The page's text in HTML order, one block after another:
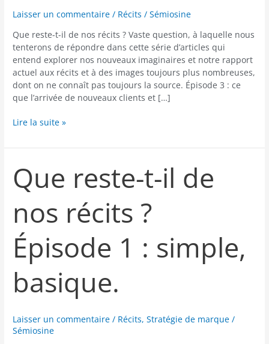
Laisser un commentaire / Récits /Sémiosine
Que reste-t-il de nos récits ? Vaste question, à laquelle nous
tenterons de répondre dans cette série d’articles qui
entend explorer nos nouveaux imaginaires et notre rapport
actuel aux récits et à des images toujours plus nombreuses,
dont on ne connaît pas toujours la source. Épisode 3 : ce
que l’arrivée de nouveaux clients et […]
Lire la suite »
Que reste-t-il de
nos récits ?
Épisode 1 : simple,
basique.
Laisser un commentaire / Récits,Stratégie de marque /
Sémiosine
Que
reste-
de
récits
Épisode
1
:
basique.